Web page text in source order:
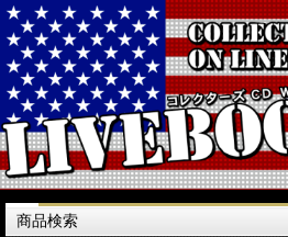
商品検索